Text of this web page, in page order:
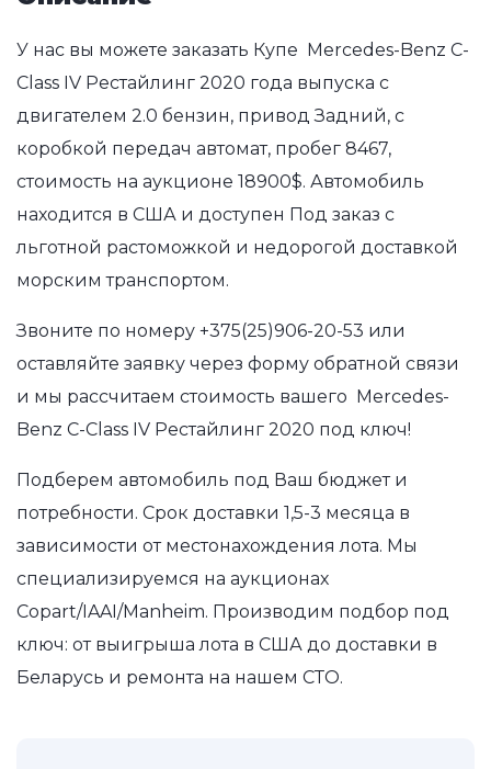
У нас вы можете заказать Купе Mercedes-Benz C-
Class IV Рестайлинг 2020 года выпуска с
двигателем 2.0 бензин, привод Задний, с
коробкой передач автомат, пробег 8467,
стоимость на аукционе 18900$. Автомобиль
находится в США и доступен Под заказ с
льготной растоможкой и недорогой доставкой
морским транспортом.
Звоните по номеру +375(25)906-20-53 или
оставляйте заявку через форму обратной связи
и мы рассчитаем стоимость вашего Mercedes-
Benz C-Class IV Рестайлинг 2020 под ключ!
Подберем автомобиль под Ваш бюджет и
потребности. Срок доставки 1,5-3 месяца в
зависимости от местонахождения лота. Мы
специализируемся на аукционах
Copart/IAAI/Manheim. Производим подбор под
ключ: от выигрыша лота в США до доставки в
Беларусь и ремонта на нашем СТО.